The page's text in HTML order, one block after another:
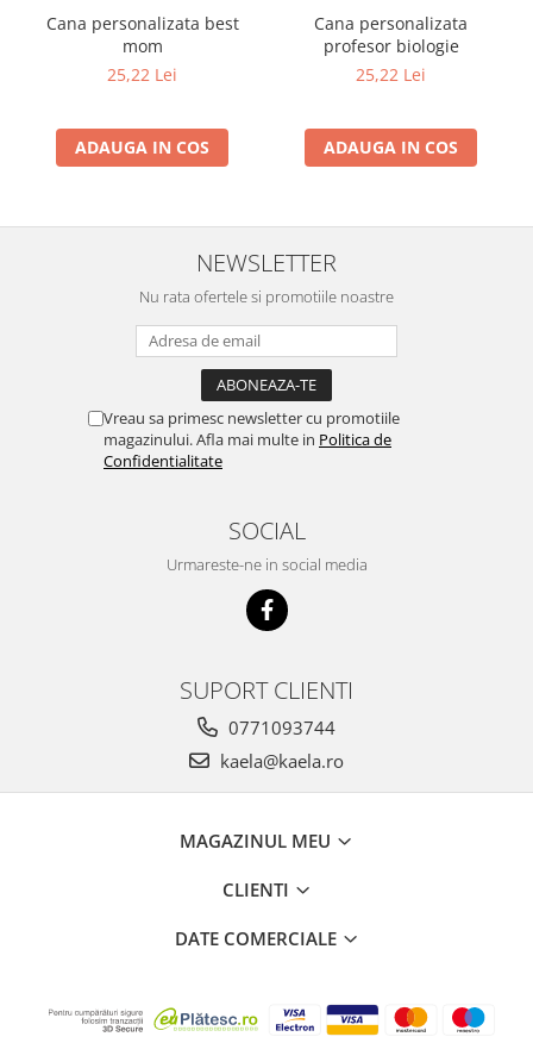
Cana personalizata best
mom
25,22 Lei
ADAUGA IN COS
Cana personalizata
profesor biologie
25,22 Lei
ADAUGA IN COS
NEWSLETTER
Nu rata ofertele si promotiile noastre
Vreau sa primesc newsletter cu promotiile
magazinului. Afla mai multe in Politica de
Confidentialitate
SOCIAL
Urmareste-ne in social media
SUPORT CLIENTI
0771093744
kaela@kaela.ro
MAGAZINUL MEU
CLIENTI
DATE COMERCIALE